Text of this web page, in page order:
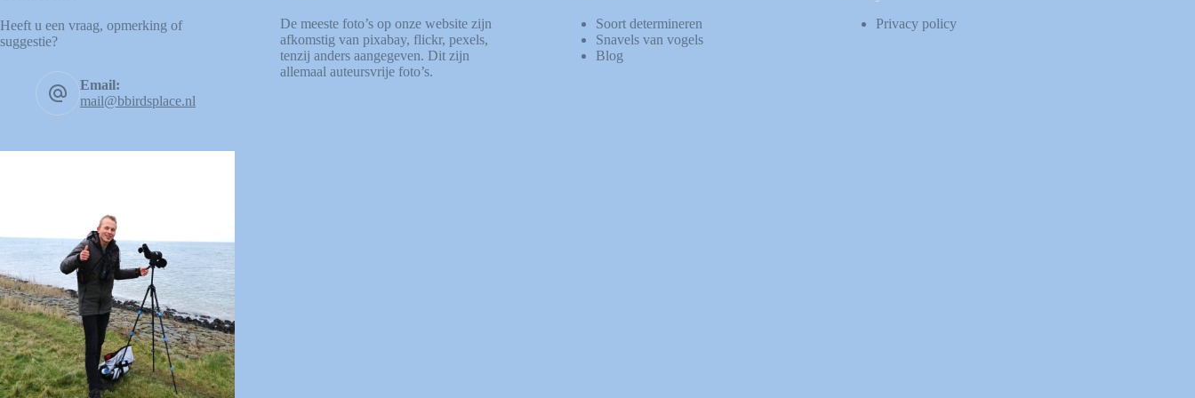
Heeft u een vraag, opmerking of
suggestie?
Email:
mail@bbirdsplace.nl
De meeste foto’s op onze website zijn
afkomstig van pixabay, flickr, pexels,
tenzij anders aangegeven. Dit zijn
allemaal auteursvrije foto’s.
Soort determineren
Snavels van vogels
Blog
Privacy policy